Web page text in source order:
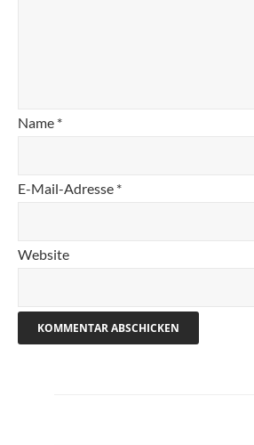
Name *
E-Mail-Adresse *
Website